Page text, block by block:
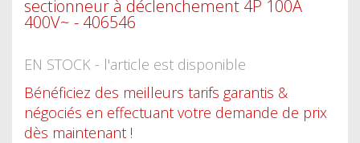
sectionneur à déclenchement 4P 100A
400V~ - 406546
EN STOCK - l'article est disponible
Bénéficiez des meilleurs tarifs garantis &
négociés en effectuant votre demande de prix
dès maintenant !